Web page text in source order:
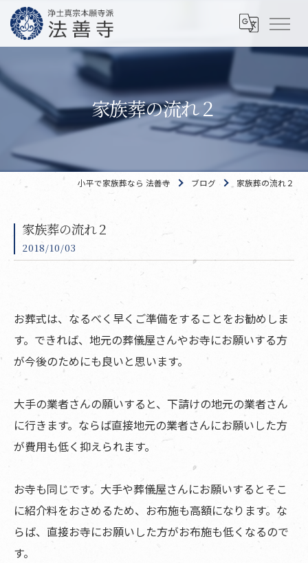
家族葬の流れ２
小平で家族葬なら 法善寺 ブログ 家族葬の流れ２
家族葬の流れ２
2018/10/03
お葬式は、なるべく早くご準備をすることをお勧めしま
す。できれば、地元の葬儀屋さんやお寺にお願いする方
が今後のためにも良いと思います。
大手の業者さんの願いすると、下請けの地元の業者さん
に行きます。ならば直接地元の業者さんにお願いした方
が費用も低く抑えられます。
お寺も同じです。大手や葬儀屋さんにお願いするとそこ
に紹介料をおさめるため、お布施も高額になります。な
らば、直接お寺にお願いした方がお布施も低くなるので
す。